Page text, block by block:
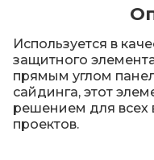
Используется в
защитного
прямым углом
сайдинга, этот
решением для всех
проектов.